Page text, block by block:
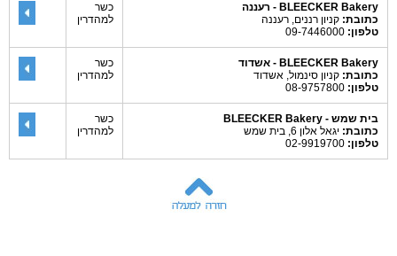
BLEECKER Bakery - רעננה
כתובת: קניון רננים, רעננה
טלפון:
כשר
למהדרין
BLEECKER Bakery - אשדוד
כתובת: קניון סינמול, אשדוד
טלפון:
כשר
למהדרין
בית שמש - BLEECKER Bakery
כתובת: יגאל אלון 6, בית שמש
טלפון:
כשר
למהדרין